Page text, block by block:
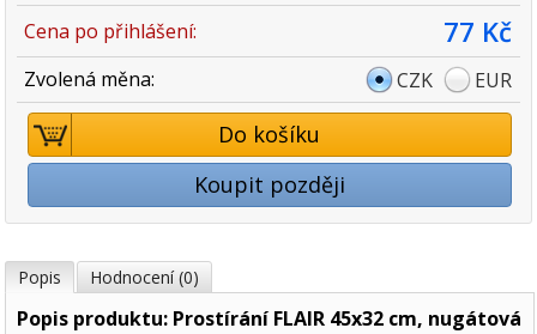
Cena po přihlášení: 77 Kč
Zvolená měna: CZK EUR
Do košíku
Koupit později
Popis Hodnocení (0)
Popis produktu: Prostírání FLAIR 45x32 cm, nugátová